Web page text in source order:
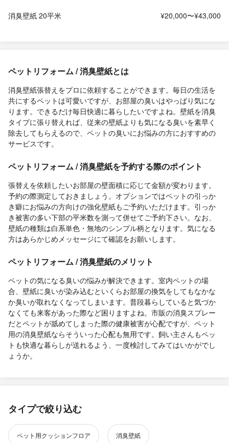
消臭壁紙 20平米 ¥20,000〜¥43,000
ペットリフォーム / 消臭壁紙とは
消臭壁紙張替えをプロに依頼することができます。毎日の生活を
共にするペットは可愛いですが、お部屋の臭いはやっぱり気にな
ります。できるだけ毎日快適に暮らしたいですよね。壁紙を消臭
タイプに張り替えれば、従来の壁紙よりも気になる臭いを素早く
除去してもらえるので、ペットの臭いにお悩みの方におすすめの
サービスです。
ペットリフォーム / 消臭壁紙を予約する際のポイント
張替えを依頼したいお部屋の壁面積に応じて金額が変わります。
予約の際測定しておきましょう。オプションではペットの引っか
き癖にお悩みの方向けの強化壁紙もご予約いただけます。引っか
き被害の多い下部の平米数を測って併せてご予約下さい。なお、
壁紙の種類は白系単色・無地のシンプル柄となります。気になる
方はあらかじめメッセージにて確認をお願いします。
ペットリフォーム / 消臭壁紙のメリット
ペットの気になる臭いの悩みが解決できます。室内ペットの場
合、壁紙に臭いが染み込むといくらお部屋の換気をしてもなかな
か臭いが取れなくなってしまいます。普段暮らしていると気づか
なくても来客があった際など困りますよね。市販の消臭スプレー
だとペットが舐めてしまった際の健康被害が心配ですが、ペット
用の消臭壁紙ならそういった心配も無用です。飼い主さんもペッ
トも快適な暮らしが送れるよう、一度検討してみてはいかがでし
ょうか。
タイプで絞り込む
ペット用クッションフロア 消臭壁紙